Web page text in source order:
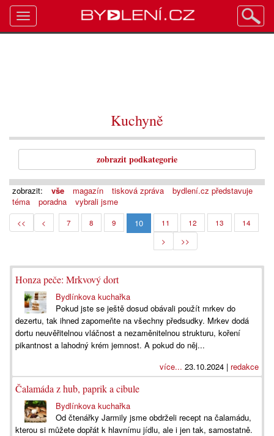
Kuchyně
zobrazit podkategorie
zobrazit: vše magazín tisková zpráva
bydlení.cz představuje
téma
poradna vybrali jsme
<< < 7 8 9 10 11 12 13
14
>
>>
Honza peče: Mrkvový dort
Bydlínkova kuchařka
Pokud jste se ještě dosud obávali použít mrkev do
dezertu, tak ihned zapomeňte na všechny předsudky. Mrkev dodá
dortu neuvěřitelnou vláčnost a nezaměnitelnou strukturu, koření
pikantnost a lahodný krém jemnost. A pokud do něj...
více... 23.10.2024 | redakce
Čalamáda z hub, paprik a cibule
Bydlínkova kuchařka
Od čtenářky Jarmily jsme obdrželi recept na čalamádu,
kterou si můžete dopřát k hlavnímu jídlu, ale i jen tak, samostatně.
Toggle
navigation